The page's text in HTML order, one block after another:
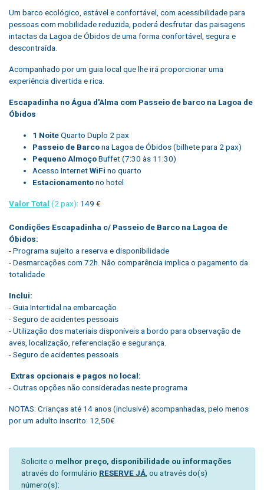
Um barco ecológico, estável e confortável, com acessibilidade para
pessoas com mobilidade reduzida, poderá desfrutar das paisagens
intactas da Lagoa de Óbidos de uma forma confortável, segura e
descontraída.
Acompanhado por um guia local que lhe irá proporcionar uma
experiência divertida e rica.
Escapadinha no Água d'Alma com Passeio de barco na Lagoa de
Óbidos
1 NoiteQuarto Duplo 2 pax
Passeio de Barcona Lagoa de Óbidos (bilhete para 2 pax)
Pequeno AlmoçoBuffet (7:30 às 11:30)
Acesso InternetWiFi no quarto
Estacionamentono hotel
Valor Total (2 pax): 149 €
Condições Escapadinha c/ Passeio de Barco na Lagoa de
Óbidos:
- Programa sujeito a reserva e disponibilidade
- Desmarcações com 72h. Não comparência implica o pagamento da
totalidade
Inclui:
- Guia Intertidal na embarcação
- Seguro de acidentes pessoais
- Utilização dos materiais disponíveis a bordo para observação de
aves, localização, referenciação e segurança.
- Seguro de acidentes pessoais
Extras opcionais e pagos no local:
- Outras opções não consideradas neste programa
NOTAS: Crianças até 14 anos (inclusivé) acompanhadas, pelo menos
por um adulto inscrito: 12,50€
Solicite o melhor preço, disponibilidade ou informações
através do formulário RESERVE JÁ , ou através do(s)
número(s):